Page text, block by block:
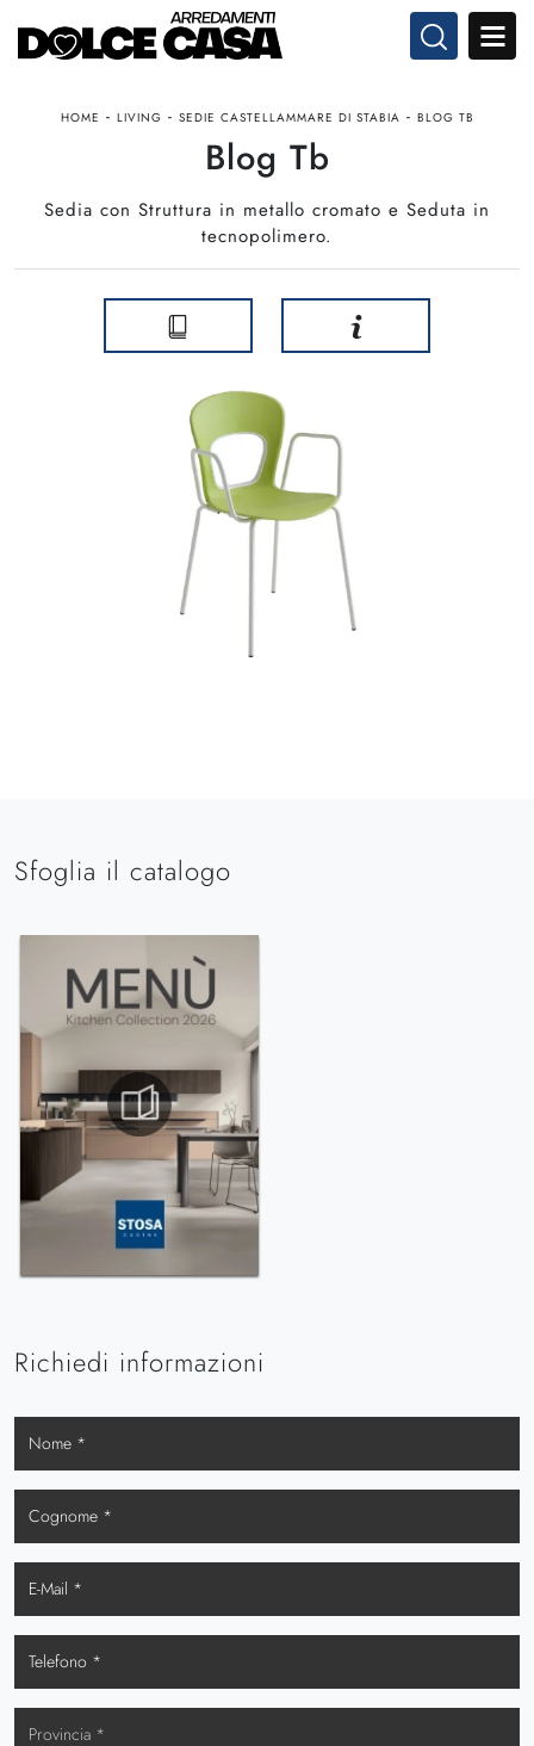
HOME - LIVING - SEDIE CASTELLAMMARE DI STABIA - BLOG TB
Blog Tb
Sedia con Struttura in metallo cromato e Seduta in
tecnopolimero.
Sfoglia il catalogo
Richiedi informazioni